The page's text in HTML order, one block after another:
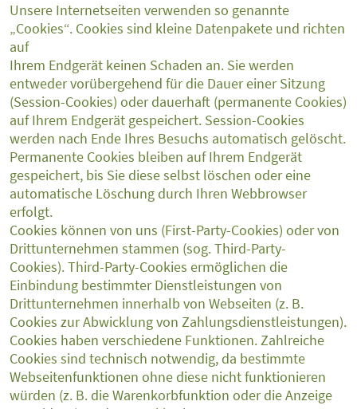
Unsere Internetseiten verwenden so genannte
„Cookies“. Cookies sind kleine Datenpakete und richten
auf
Ihrem Endgerät keinen Schaden an. Sie werden
entweder vorübergehend für die Dauer einer Sitzung
(Session-Cookies) oder dauerhaft (permanente Cookies)
auf Ihrem Endgerät gespeichert. Session-Cookies
werden nach Ende Ihres Besuchs automatisch gelöscht.
Permanente Cookies bleiben auf Ihrem Endgerät
gespeichert, bis Sie diese selbst löschen oder eine
automatische Löschung durch Ihren Webbrowser
erfolgt.
Cookies können von uns (First-Party-Cookies) oder von
Drittunternehmen stammen (sog. Third-Party-
Cookies). Third-Party-Cookies ermöglichen die
Einbindung bestimmter Dienstleistungen von
Drittunternehmen innerhalb von Webseiten (z. B.
Cookies zur Abwicklung von Zahlungsdienstleistungen).
Cookies haben verschiedene Funktionen. Zahlreiche
Cookies sind technisch notwendig, da bestimmte
Webseitenfunktionen ohne diese nicht funktionieren
würden (z. B. die Warenkorbfunktion oder die Anzeige